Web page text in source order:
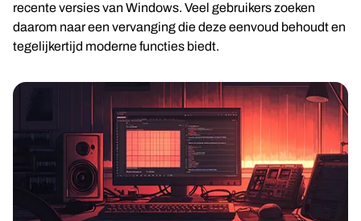
recente versies van Windows. Veel gebruikers zoeken
daarom naar een vervanging die deze eenvoud behoudt en
tegelijkertijd moderne functies biedt.